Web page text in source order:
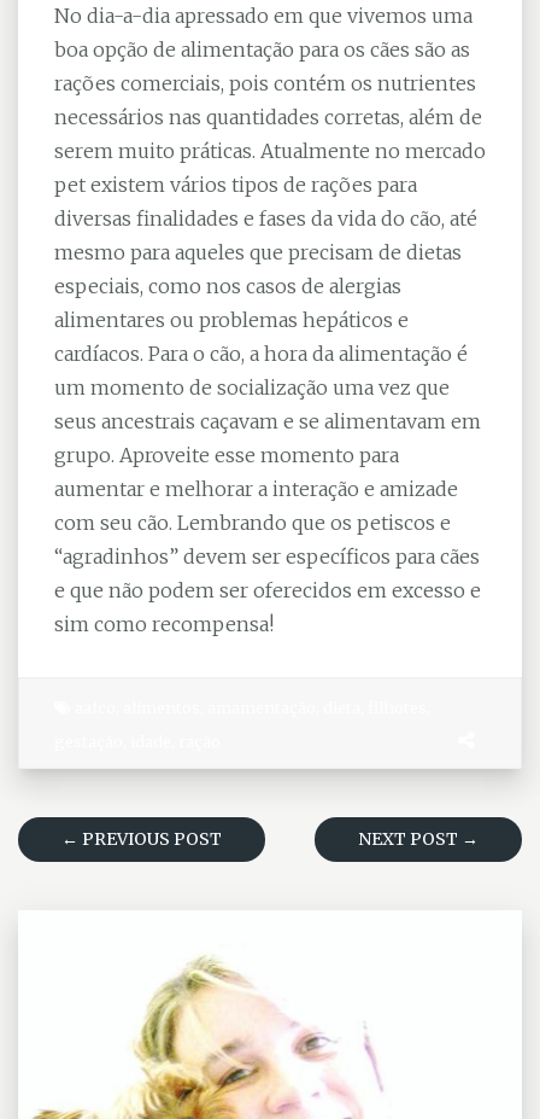
No dia-a-dia apressado em que vivemos uma
boa opção de alimentação para os cães são as
rações comerciais, pois contém os nutrientes
necessários nas quantidades corretas, além de
serem muito práticas. Atualmente no mercado
pet existem vários tipos de rações para
diversas finalidades e fases da vida do cão, até
mesmo para aqueles que precisam de dietas
especiais, como nos casos de alergias
alimentares ou problemas hepáticos e
cardíacos. Para o cão, a hora da alimentação é
um momento de socialização uma vez que
seus ancestrais caçavam e se alimentavam em
grupo. Aproveite esse momento para
aumentar e melhorar a interação e amizade
com seu cão. Lembrando que os petiscos e
“agradinhos” devem ser específicos para cães
e que não podem ser oferecidos em excesso e
sim como recompensa!
← PREVIOUS POST NEXT POST →